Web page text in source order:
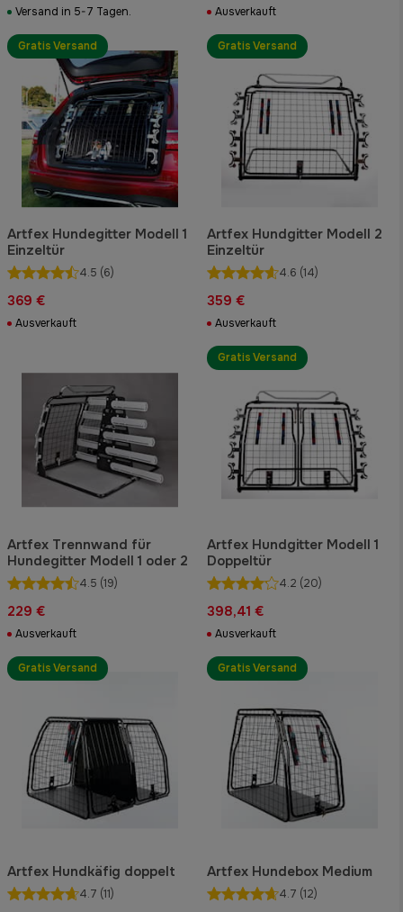
Versand in 5-7 Tagen. Ausverkauft
Artfex Hundegitter Modell 1
Einzeltür
4.5 (6)
369 €
Ausverkauft
Gratis Versand
Artfex Hundgitter Modell 2
Einzeltür
4.6 (14)
359 €
Ausverkauft
Gratis Versand
Artfex Trennwand für
Hundegitter Modell 1 oder 2
4.5 (19)
229 €
Ausverkauft
Artfex Hundgitter Modell 1
Doppeltür
4.2 (20)
398,41 €
Ausverkauft
Gratis Versand
Artfex Hundkäfig doppelt
4.7 (11)
Gratis Versand
Artfex Hundebox Medium
4.7 (12)
Gratis Versand